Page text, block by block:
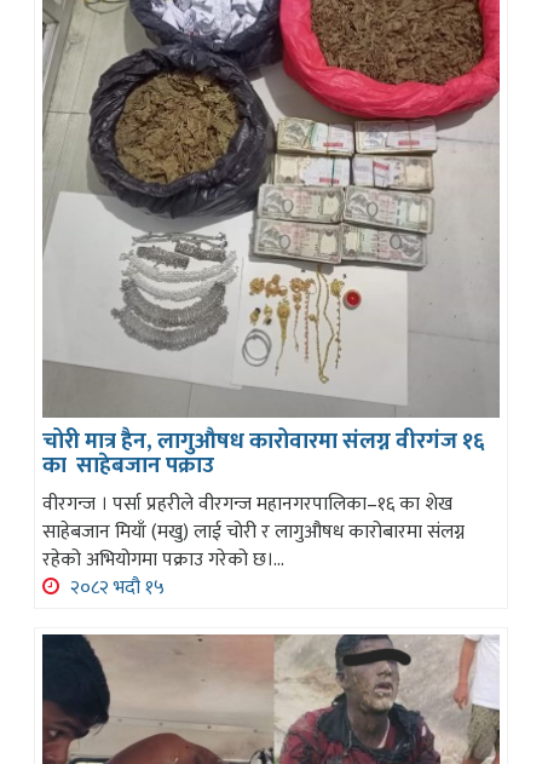
चोरी मात्र हैन, लागुऔषध कारोवारमा संलग्न वीरगंज १६
का साहेबजान पक्राउ
वीरगन्ज । पर्सा प्रहरीले वीरगन्ज महानगरपालिका–१६ का शेख
साहेबजान मियाँ (मखु) लाई चोरी र लागुऔषध कारोबारमा संलग्न
रहेको अभियोगमा पक्राउ गरेको छ।...
२०८२ भदौ १५